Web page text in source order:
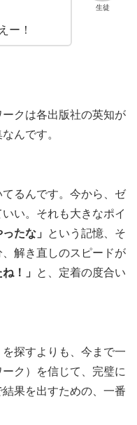
生徒
ー！
クは各出版社の英知が
んです。
るんです。今から、ゼ
い。それも大きなポイ
たな」
という記憶、そ
解き直しのスピードが
！」
と、定着の度合い
探すよりも、今まで一
ク）を信じて、完璧に
果を出すための、一番